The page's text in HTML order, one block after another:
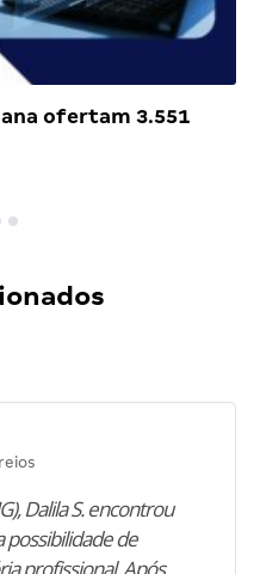
ofertam 3.551
Dalila S. encontrou
possibilidade de